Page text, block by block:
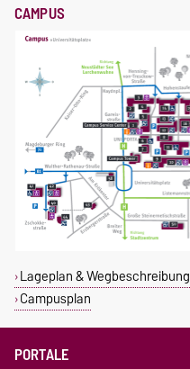
CAMPUS
Lageplan & Wegbeschreibung
Campusplan
PORTALE